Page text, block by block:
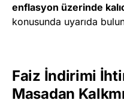
enflasyon üzerinde
konusunda uyarıda
Faiz İndirimi
Masadan